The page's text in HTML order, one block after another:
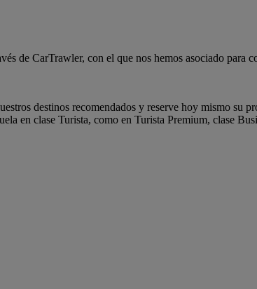
de CarTrawler, con el que nos hemos asociado para
destinos recomendados y reserve hoy mismo su
en clase Turista, como en Turista Premium, clase